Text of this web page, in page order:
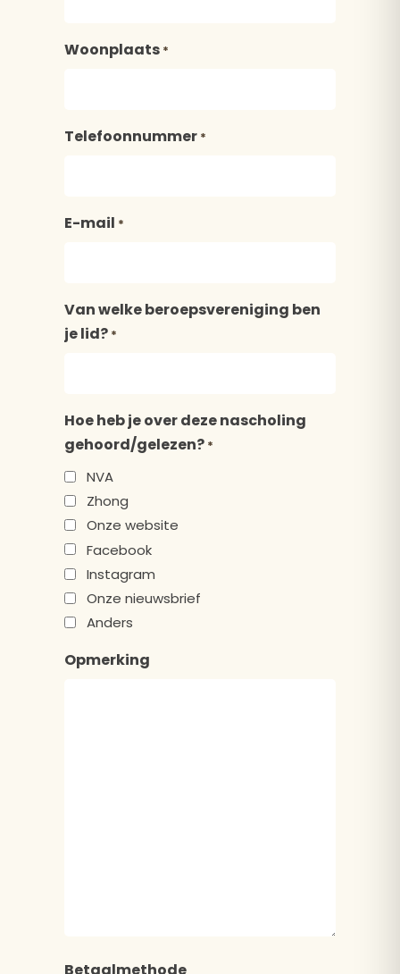
Woonplaats *
Telefoonnummer *
E-mail *
Van welke beroepsvereniging ben
je lid? *
Hoe heb je over deze nascholing
gehoord/gelezen? *
NVA
Zhong
Onze website
Facebook
Instagram
Onze nieuwsbrief
Anders
Opmerking